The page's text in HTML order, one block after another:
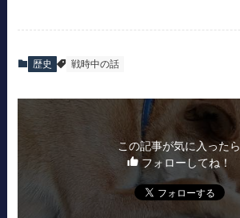
歴史 戦時中の話
この記事が気に入ったら
フォローしてね！